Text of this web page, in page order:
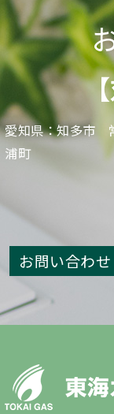
愛知県：知多
浦町
お問い合わ